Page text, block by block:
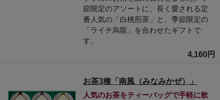
節限定のアソートに、長く愛される定
番人気の「白桃煎茶」と、季節限定の
「ライチ烏龍」を合わせたギフトで
す。
4,160円
お茶3種「南風（みなみかぜ）」
人気のお茶をティーバッグで手軽に飲